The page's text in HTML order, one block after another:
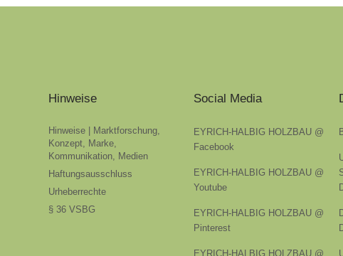
Hinweise
Hinweise | Marktforschung,
Konzept, Marke,
Kommunikation, Medien
Haftungsausschluss
Urheberrechte
§ 36 VSBG
Social Media
EYRICH-HALBIG HOLZBAU @
Facebook
EYRICH-HALBIG HOLZBAU @
Youtube
EYRICH-HALBIG HOLZBAU @
Pinterest
EYRICH-HALBIG HOLZBAU @